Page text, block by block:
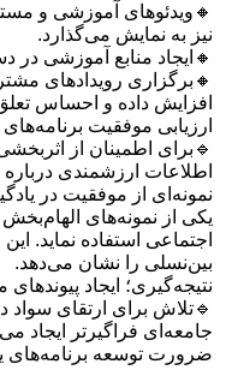
🔸ویدئوهای آموزشی و
نیز به نمایش می‌گذارد.
🔸ایجاد منابع آموزشی در
🔸برگزاری رویدادهای
افزایش داده و احساس تعلق
ارزیابی موفقیت
🔹برای اطمینان از
اطلاعات ارزشمندی
نمونه‌ای از موفقیت در
یکی از نمونه‌های
اجتماعی استفاده نماید.
بین‌نسلی را نشان می‌دهد.
نتیجه‌گیری؛ ایجاد پیوندهای
🔹تلاش برای ارتقای سواد
جامعه‌ای فراگیرتر ایجاد
ضرورت توسعه